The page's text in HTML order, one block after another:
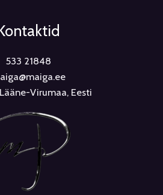
533 21848
Virumaa, Eesti